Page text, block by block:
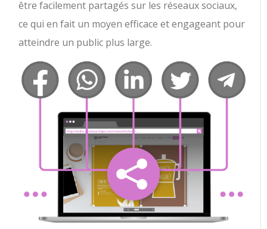
être facilement partagés sur les réseaux sociaux,
ce qui en fait un moyen efficace et engageant pour
atteindre un public plus large.